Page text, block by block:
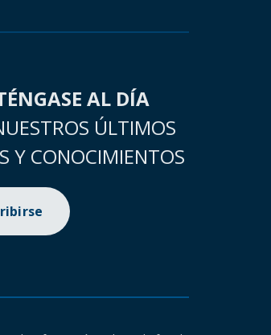
AL DÍA
ÚLTIMOS
Y CONOCIMIENTOS